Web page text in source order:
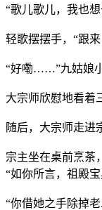
“歌儿歌儿，我也想
轻歌摆摆手，“跟
“好嘞……”九姑娘小
大宗师欣慰地看着
随后，大宗师走进
宗主坐在桌前烹茶
“如你所言，祖殿
“你借她之手除掉